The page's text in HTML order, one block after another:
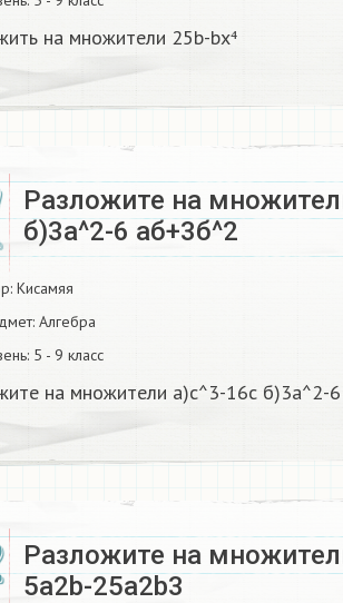
на множители 25b-bx⁴​
Разложите на
б)3а^2-6 аб+3б^2​
Кисамяя
Алгебра
5 - 9 класс
на множители а)с^3-16с б)3а^2-
Разложите на
5а2b-25а2b3